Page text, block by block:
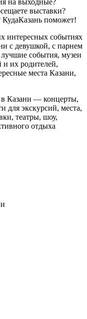
выставки?
КудаКазань поможет!
интересных событиях
с девушкой, с парнем
события, музеи
и их родителей,
места Казани,
Казани — концерты,
для экскурсий, места,
театры, шоу,
отдыха